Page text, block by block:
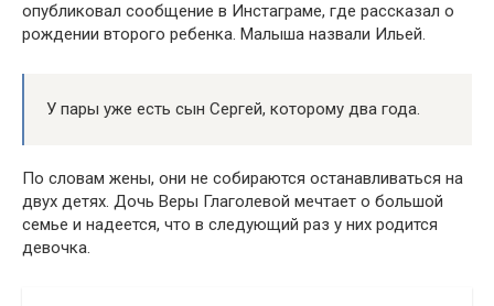
опубликовал сообщение в Инстаграме, где рассказал о
рождении второго ребенка. Малыша назвали Ильей.
У пары уже есть сын Сергей, которому два года.
По словам жены, они не собираются останавливаться на
двух детях. Дочь Веры Глаголевой мечтает о большой
семье и надеется, что в следующий раз у них родится
девочка.